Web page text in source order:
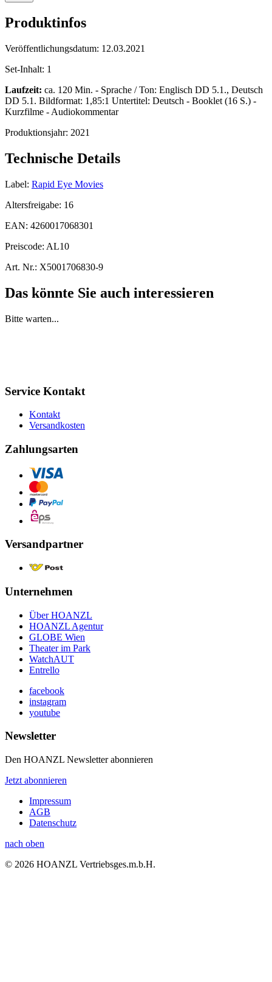
Produktinfos
Veröffentlichungsdatum: 12.03.2021
Set-Inhalt: 1
Laufzeit: ca. 120 Min. - Sprache / Ton: Englisch DD 5.1., Deutsch
DD 5.1. Bildformat: 1,85:1 Untertitel: Deutsch - Booklet (16 S.) -
Kurzfilme - Audiokommentar
Produktionsjahr: 2021
Technische Details
Label: Rapid Eye Movies
Altersfreigabe: 16
EAN: 4260017068301
Preiscode: AL10
Art. Nr.: X5001706830-9
Das könnte Sie auch interessieren
Bitte warten...
Service Kontakt
Kontakt
Versandkosten
Zahlungsarten
Versandpartner
Unternehmen
Über HOANZL
HOANZL Agentur
GLOBE Wien
Theater im Park
WatchAUT
Entrello
facebook
instagram
youtube
Newsletter
Den HOANZL Newsletter abonnieren
Jetzt abonnieren
Impressum
AGB
Datenschutz
nach oben
© 2026 HOANZL Vertriebsges.m.b.H.